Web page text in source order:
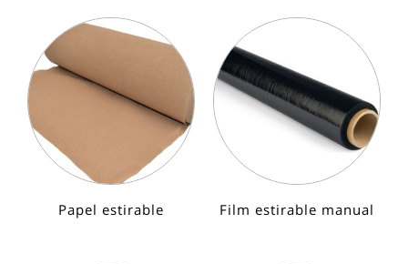
Papel estirable Film estirable manual